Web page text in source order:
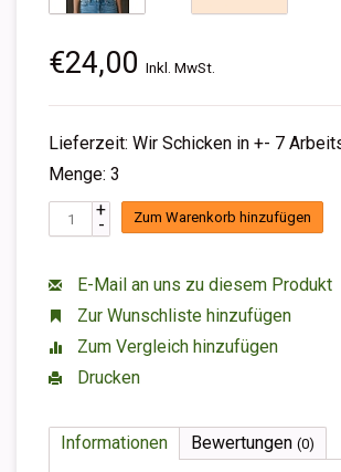
€24,00 Inkl. MwSt.
Lieferzeit: Wir Schicken in +- 7
Menge: 3
+
- Zum Warenkorb hinzufügen
E-Mail an uns zu diesem Produkt
Zur Wunschliste hinzufügen
Zum Vergleich hinzufügen
Drucken
Informationen Bewertungen (0)